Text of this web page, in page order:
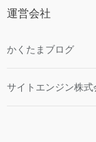
運営会社
かくたまブログ
サイトエンジン株式